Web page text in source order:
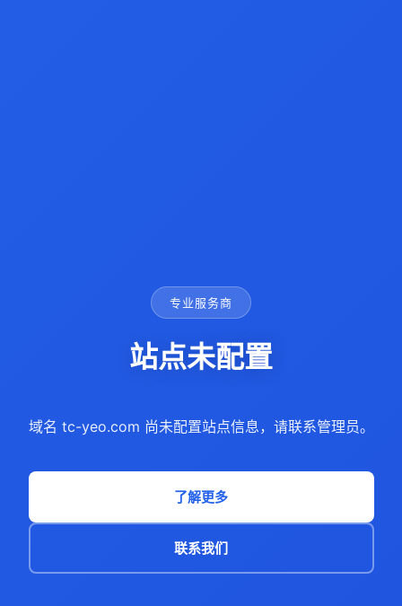
专业服务商
站点未配置
域名 tc-yeo.com 尚未配置站点信息，请联系管理员。
了解更多
联系我们